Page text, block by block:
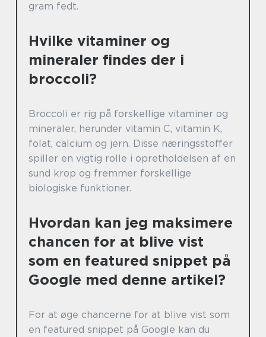
gram fedt.
Hvilke vitaminer og
mineraler findes der i
broccoli?
Broccoli er rig på forskellige vitaminer og
mineraler, herunder vitamin C, vitamin K,
folat, calcium og jern. Disse næringsstoffer
spiller en vigtig rolle i opretholdelsen af en
sund krop og fremmer forskellige
biologiske funktioner.
Hvordan kan jeg maksimere
chancen for at blive vist
som en featured snippet på
Google med denne artikel?
For at øge chancerne for at blive vist som
en featured snippet på Google kan du